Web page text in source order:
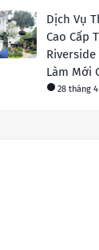
Dịch Vụ
Cao Cấp
Riverside
Làm Mới
28 tháng 4